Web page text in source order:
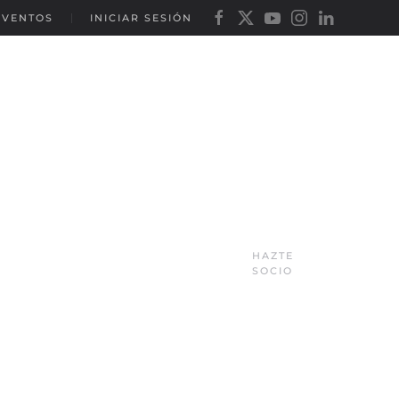
INICIAR SESIÓN
HAZTE
SOCIO